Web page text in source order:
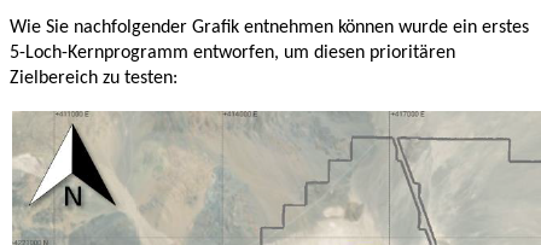
Wie Sie nachfolgender Grafik entnehmen können wurde ein erstes
5-Loch-Kernprogramm entworfen, um diesen prioritären
Zielbereich zu testen: